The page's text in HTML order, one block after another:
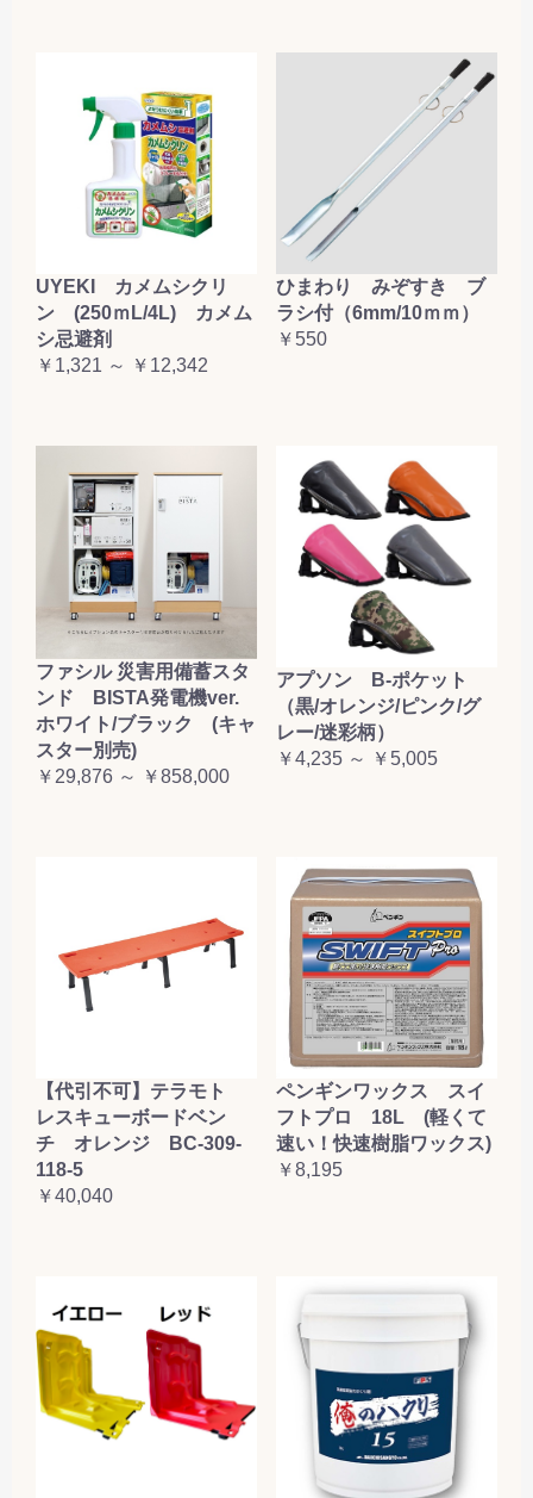
UYEKI カメムシクリ
ン (250ｍL/4L) カメム
シ忌避剤
￥1,321 ～ ￥12,342
ひまわり みぞすき ブ
ラシ付（6mm/10ｍｍ）
￥550
ファシル 災害用備蓄スタ
ンド BISTA発電機ver.
ホワイト/ブラック (キャ
スター別売)
￥29,876 ～ ￥858,000
アプソン B-ポケット
（黒/オレンジ/ピンク/グ
レー/迷彩柄）
￥4,235 ～ ￥5,005
【代引不可】テラモト
レスキューボードベン
チ オレンジ BC-309-
118-5
￥40,040
ペンギンワックス スイ
フトプロ 18L (軽くて
速い！快速樹脂ワックス)
￥8,195